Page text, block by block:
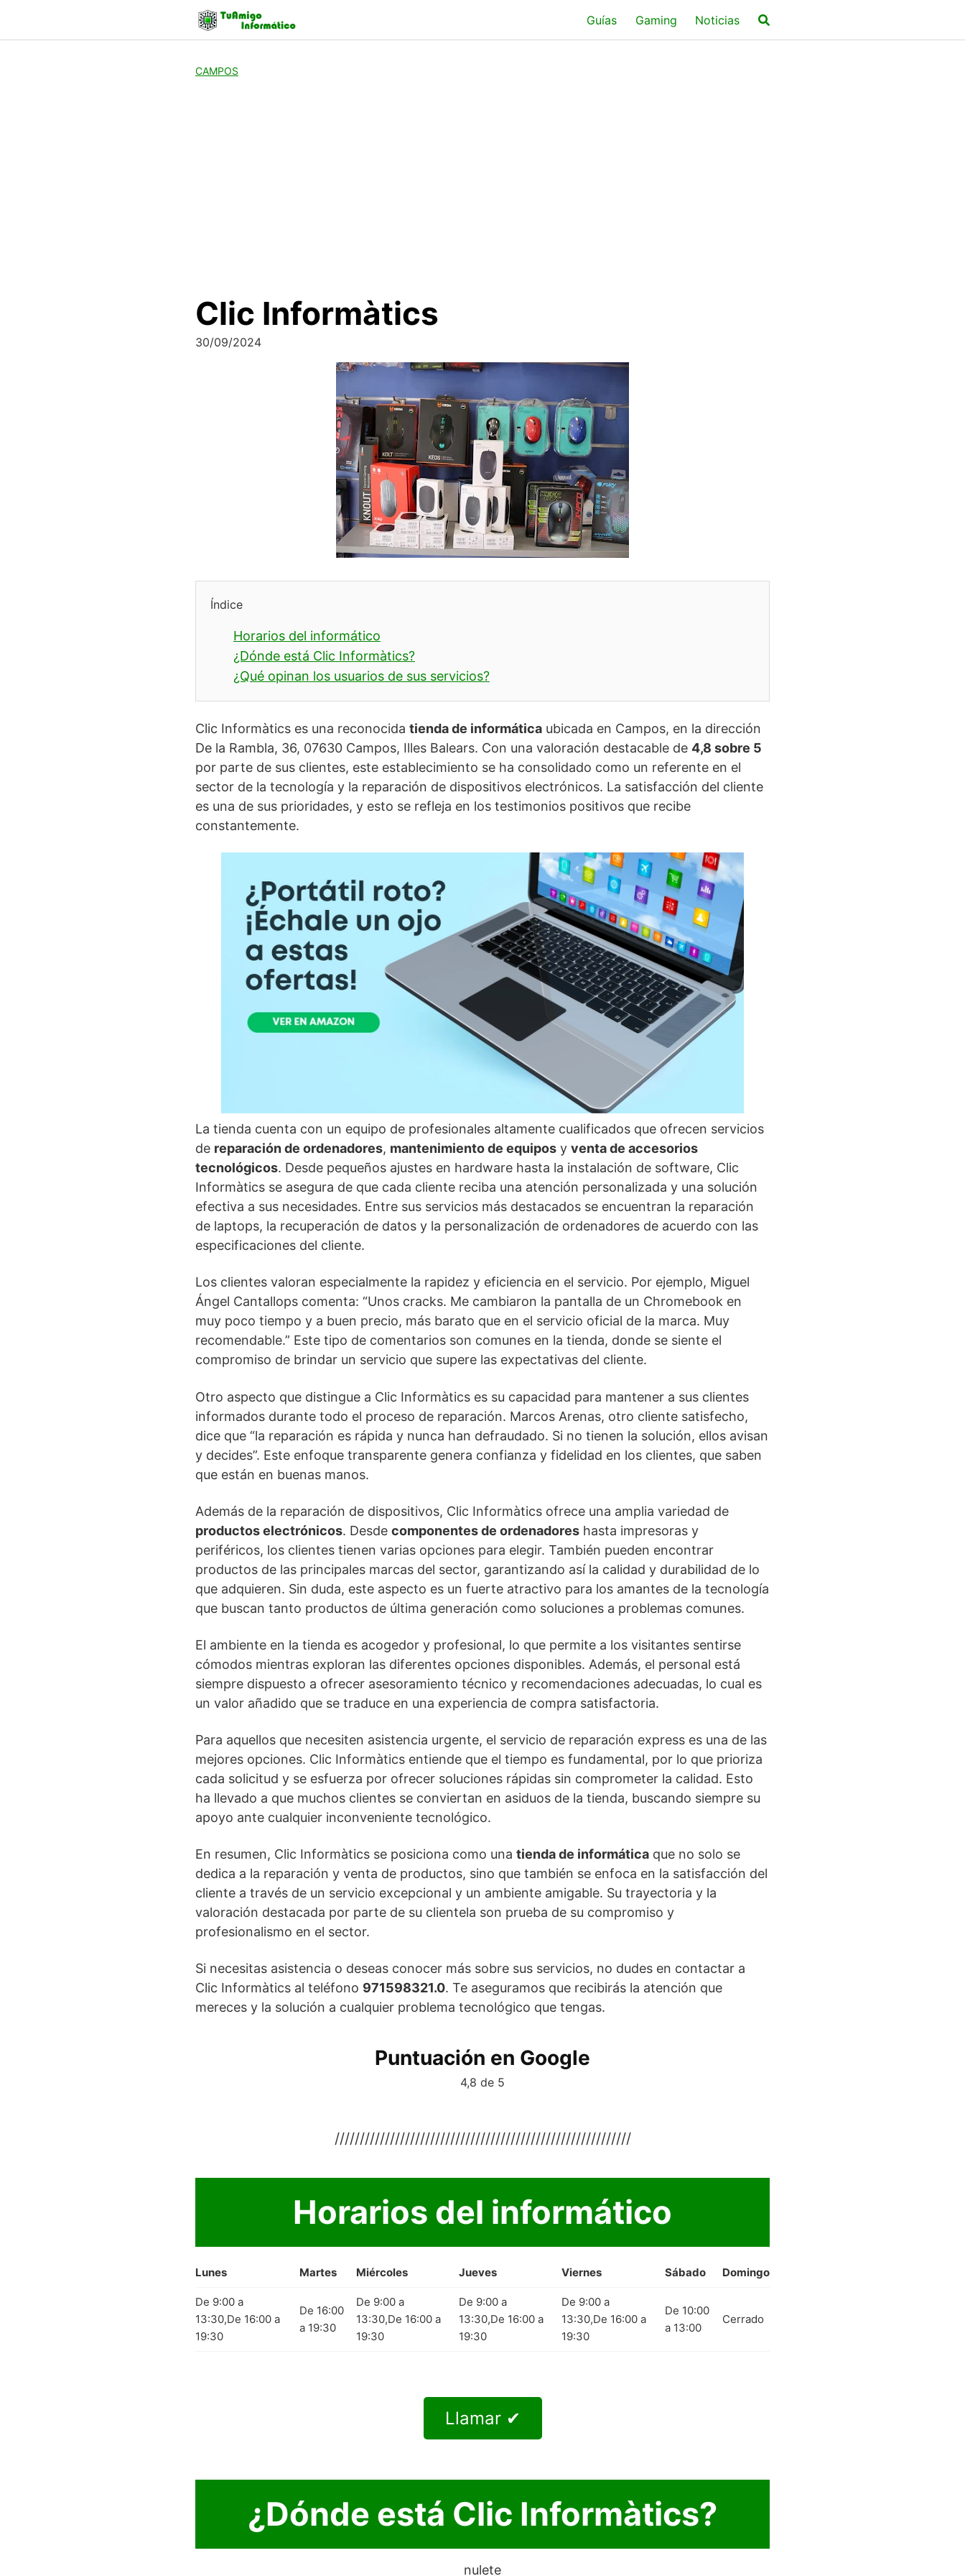
content
Guías Gaming Noticias
CAMPOS
Clic Informàtics
30/09/2024
Índice
Horarios del informático
¿Dónde está Clic Informàtics?
¿Qué opinan los usuarios de sus servicios?
Clic Informàtics es una reconocida tienda de informática ubicada en Campos, en la dirección
De la Rambla, 36, 07630 Campos, Illes Balears. Con una valoración destacable de 4,8 sobre 5
por parte de sus clientes, este establecimiento se ha consolidado como un referente en el
sector de la tecnología y la reparación de dispositivos electrónicos. La satisfacción del cliente
es una de sus prioridades, y esto se refleja en los testimonios positivos que recibe
constantemente.
La tienda cuenta con un equipo de profesionales altamente cualificados que ofrecen servicios
de reparación de ordenadores, mantenimiento de equipos y venta de accesorios
tecnológicos. Desde pequeños ajustes en hardware hasta la instalación de software, Clic
Informàtics se asegura de que cada cliente reciba una atención personalizada y una solución
efectiva a sus necesidades. Entre sus servicios más destacados se encuentran la reparación
de laptops, la recuperación de datos y la personalización de ordenadores de acuerdo con las
especificaciones del cliente.
Los clientes valoran especialmente la rapidez y eficiencia en el servicio. Por ejemplo, Miguel
Ángel Cantallops comenta: “Unos cracks. Me cambiaron la pantalla de un Chromebook en
muy poco tiempo y a buen precio, más barato que en el servicio oficial de la marca. Muy
recomendable.” Este tipo de comentarios son comunes en la tienda, donde se siente el
compromiso de brindar un servicio que supere las expectativas del cliente.
Otro aspecto que distingue a Clic Informàtics es su capacidad para mantener a sus clientes
informados durante todo el proceso de reparación. Marcos Arenas, otro cliente satisfecho,
dice que “la reparación es rápida y nunca han defraudado. Si no tienen la solución, ellos avisan
y decides”. Este enfoque transparente genera confianza y fidelidad en los clientes, que saben
que están en buenas manos.
Además de la reparación de dispositivos, Clic Informàtics ofrece una amplia variedad de
productos electrónicos. Desde componentes de ordenadores hasta impresoras y
periféricos, los clientes tienen varias opciones para elegir. También pueden encontrar
productos de las principales marcas del sector, garantizando así la calidad y durabilidad de lo
que adquieren. Sin duda, este aspecto es un fuerte atractivo para los amantes de la tecnología
que buscan tanto productos de última generación como soluciones a problemas comunes.
El ambiente en la tienda es acogedor y profesional, lo que permite a los visitantes sentirse
cómodos mientras exploran las diferentes opciones disponibles. Además, el personal está
siempre dispuesto a ofrecer asesoramiento técnico y recomendaciones adecuadas, lo cual es
un valor añadido que se traduce en una experiencia de compra satisfactoria.
Para aquellos que necesiten asistencia urgente, el servicio de reparación express es una de las
mejores opciones. Clic Informàtics entiende que el tiempo es fundamental, por lo que prioriza
cada solicitud y se esfuerza por ofrecer soluciones rápidas sin comprometer la calidad. Esto
ha llevado a que muchos clientes se conviertan en asiduos de la tienda, buscando siempre su
apoyo ante cualquier inconveniente tecnológico.
En resumen, Clic Informàtics se posiciona como una tienda de informática que no solo se
dedica a la reparación y venta de productos, sino que también se enfoca en la satisfacción del
cliente a través de un servicio excepcional y un ambiente amigable. Su trayectoria y la
valoración destacada por parte de su clientela son prueba de su compromiso y
profesionalismo en el sector.
Si necesitas asistencia o deseas conocer más sobre sus servicios, no dudes en contactar a
Clic Informàtics al teléfono 971598321.0. Te aseguramos que recibirás la atención que
mereces y la solución a cualquier problema tecnológico que tengas.
Puntuación en Google
4,8 de 5
///////////////////////////////////////////////////////////
Horarios del informático
Lunes Martes Miércoles Jueves Viernes Sábado Domingo
De 9:00 a
13:30,De 16:00 a
19:30
De 16:00
a 19:30
De 9:00 a
13:30,De 16:00 a
19:30
De 9:00 a
13:30,De 16:00 a
19:30
De 9:00 a
13:30,De 16:00 a
19:30
De 10:00
a 13:00
Cerrado
Llamar ✔
¿Dónde está Clic Informàtics?
nulete